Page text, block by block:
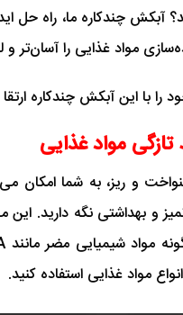
آبکش چندکاره ما، راه
مواد غذایی را
با این آبکش چندکاره
مواد غذایی
و ریز، به شما
و بهداشتی نگه دارید.
مواد غذایی استفاده کنید.